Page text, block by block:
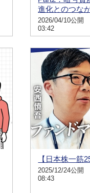
進化とのつな
2026/04/10公開
03:42
【日本株一筋
2025/12/24公開
08:43